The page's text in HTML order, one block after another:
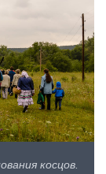
косцов.